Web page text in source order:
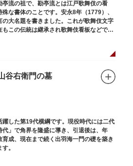
流の祖で、勘亭流とは江戸歌舞伎の看
な書体のことです。安永8年（1779）、
大名題を書きました。これが歌舞伎文字
この伝統は継承され歌舞伎看板などで使
こうじ）境内にあります。
谷右衛門の墓
した第19代横綱です。現役時代には二代
代」で角界を隆盛に導き、引退後は、年
成、現在まで続く出羽海一門の礎を築き
。